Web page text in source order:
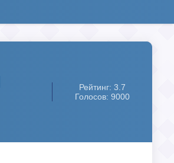
Рейтинг: 3.7
Голосов: 9000